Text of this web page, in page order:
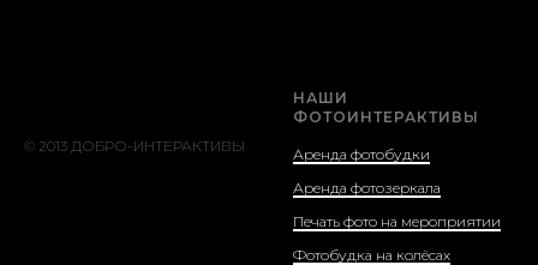
© 2013 ДОБРО-ИНТЕРАКТИВЫ
НАШИ
ФОТОИНТЕРАКТИВЫ
Аренда фотобудки
Аренда фотозеркала
Печать фото на мероприятии
Фотобудка на колёсах